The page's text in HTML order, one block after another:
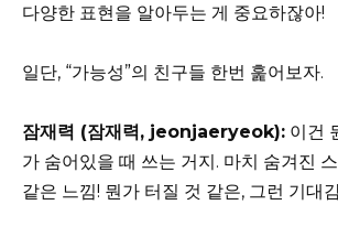
다양한 표현을 알아두는 게 중요하잖아!
일단, “가능성”의 친구들 한번 훑어보자.
잠재력 (잠재력, jeonjaeryeok): 이건
가 숨어있을 때 쓰는 거지. 마치 숨겨진
같은 느낌! 뭔가 터질 것 같은, 그런 기대